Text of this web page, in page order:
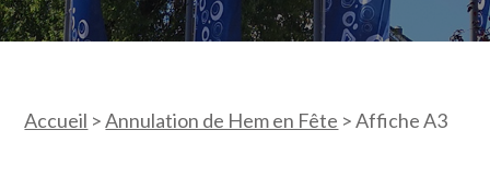
Accueil >Annulation de Hem en Fête >Affiche A3